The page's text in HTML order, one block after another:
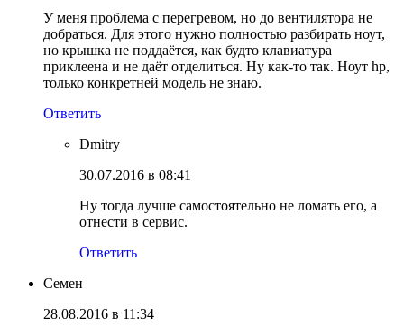
У меня проблема с перегревом, но до вентилятора не
добраться. Для этого нужно полностью разбирать ноут,
но крышка не поддаётся, как будто клавиатура
приклеена и не даёт отделиться. Ну как-то так. Ноут hp,
только конкретней модель не знаю.
Ответить
Dmitry
30.07.2016 в 08:41
Ну тогда лучше самостоятельно не ломать его, а
отнести в сервис.
Ответить
Семен
28.08.2016 в 11:34